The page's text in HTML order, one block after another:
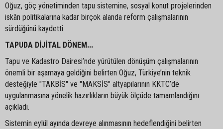
Oğuz, göç yönetiminden tapu sistemine, sosyal konut projelerinden
iskân politikalarına kadar birçok alanda reform çalışmalarının
sürdüğünü kaydetti.
TAPUDA DİJİTAL DÖNEM...
Tapu ve Kadastro Dairesi’nde yürütülen dönüşüm çalışmalarının
önemli bir aşamaya geldiğini belirten Oğuz, Türkiye’nin teknik
desteğiyle "TAKBİS" ve "MAKSİS" altyapılarının KKTC’de
uygulanmasına yönelik hazırlıkların büyük ölçüde tamamlandığını
açıkladı.
Sistemin eylül ayında devreye alınmasının hedeflendiğini belirten